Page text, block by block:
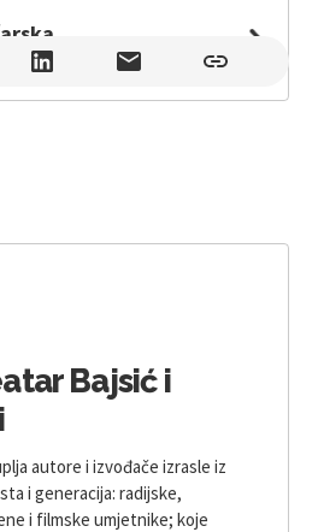
Bajsić i
autore i izvođače izrasle iz
i generacija: radijske,
i filmske umjetnike; koje